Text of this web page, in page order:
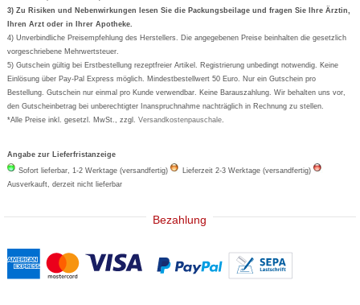
Formoline
Wick
Eucerin
Basica
3) Zu Risiken und Nebenwirkungen lesen Sie die Packungsbeilage und fragen Sie Ihre Ärztin,
Ihren Arzt oder in Ihrer Apotheke.
4) Unverbindliche Preisempfehlung des Herstellers. Die angegebenen Preise beinhalten die gesetzlich
vorgeschriebene Mehrwertsteuer.
5) Gutschein gültig bei Erstbestellung rezeptfreier Artikel. Registrierung unbedingt notwendig. Keine
Einlösung über Pay-Pal Express möglich. Mindestbestellwert 50 Euro. Nur ein Gutschein pro
Bestellung. Gutschein nur einmal pro Kunde verwendbar. Keine Barauszahlung. Wir behalten uns vor,
den Gutscheinbetrag bei unberechtigter Inanspruchnahme nachträglich in Rechnung zu stellen.
*Alle Preise inkl. gesetzl. MwSt., zzgl.Versandkostenpauschale.
Angabe zur Lieferfristanzeige
Sofort lieferbar, 1-2 Werktage (versandfertig)
Lieferzeit 2-3 Werktage (versandfertig)
Ausverkauft, derzeit nicht lieferbar
Bezahlung